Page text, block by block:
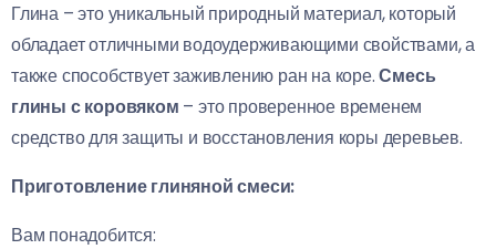
Глина – это уникальный природный материал, который
обладает отличными водоудерживающими свойствами, а
также способствует заживлению ран на коре.Смесь
глины с коровяком – это проверенное временем
средство для защиты и восстановления коры деревьев.
Приготовление глиняной смеси:
Вам понадобится: